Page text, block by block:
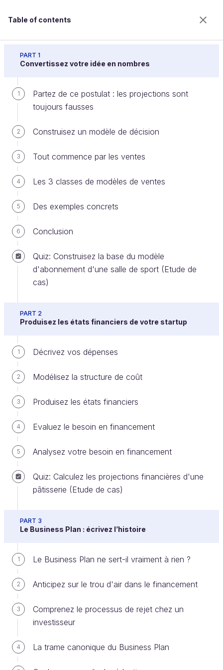
Table of contents
PART 1
Convertissez votre idée en nombres
1
Partez de ce postulat : les projections sont
toujours fausses
2 Construisez un modèle de décision
3 Tout commence par les ventes
4 Les 3 classes de modèles de ventes
5 Des exemples concrets
6 Conclusion
Quiz: Construisez la base du modèle
d'abonnement d'une salle de sport (Etude de
cas)
PART 2
Produisez les états financiers de votre startup
1 Décrivez vos dépenses
2 Modélisez la structure de coût
3 Produisez les états financiers
4 Evaluez le besoin en financement
5 Analysez votre besoin en financement
Quiz: Calculez les projections financières d'une
pâtisserie (Etude de cas)
PART 3
Le Business Plan : écrivez l’histoire
1 Le Business Plan ne sert-il vraiment à rien ?
2 Anticipez sur le trou d'air dans le financement
3
Comprenez le processus de rejet chez un
investisseur
4 La trame canonique du Business Plan
Le storytelling à l’oral
Welcome to the 100% online school for careers with
a future.
Get free access to all the features of this course
(quizzes, videos, unlimited access to all chapters) by
creating an account.
Découvrons comment gérer le storytelling dans
votre histoire entrepreneuriale !
Préparez votre support PowerPoint
Préparez votre prise de parole
Vous pouvez consulter le site d'Alina et Wilfrid,
:
Associée Alina & Wilfrid, Créateurs
http://www.alinaetwilfrid.com/
Any feedback to share with us?
diploma?
Up to 100% of your training program
funded